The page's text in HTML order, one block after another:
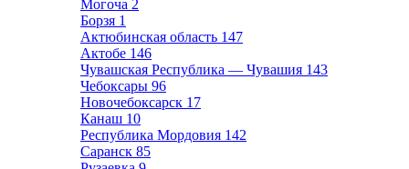
Могоча 2
Борзя 1
Актюбинская область 147
Актобе 146
Чувашская Республика — Чувашия 143
Чебоксары 96
Новочебоксарск 17
Канаш 10
Республика Мордовия 142
Саранск 85